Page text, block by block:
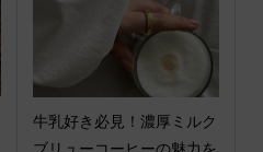
牛乳好き必見！濃厚ミルク
ブリューコーヒーの魅力を